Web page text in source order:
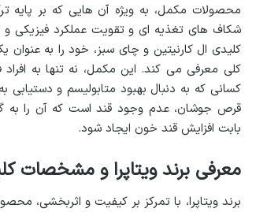
محصولات مکمل، به ویژه آن هایی که بر پایه
شکاف های تغذیه ای و تقویت عملکرد فیزیکی و
کلیدی ال کارنیتین و چای سبز، خود را به
کلی معرفی می کند. این مکمل، نه تنها به
کسانی که به دنبال بهبود متابولیسم و
قرص جوشان، عدم وجود قند است که آن را به
بابت افزایش قند خون ایجاد شود.
معرفی برند ویتاپرا و مشخصات
برند ویتاپرا، با تمرکز بر کیفیت و اثربخشی،